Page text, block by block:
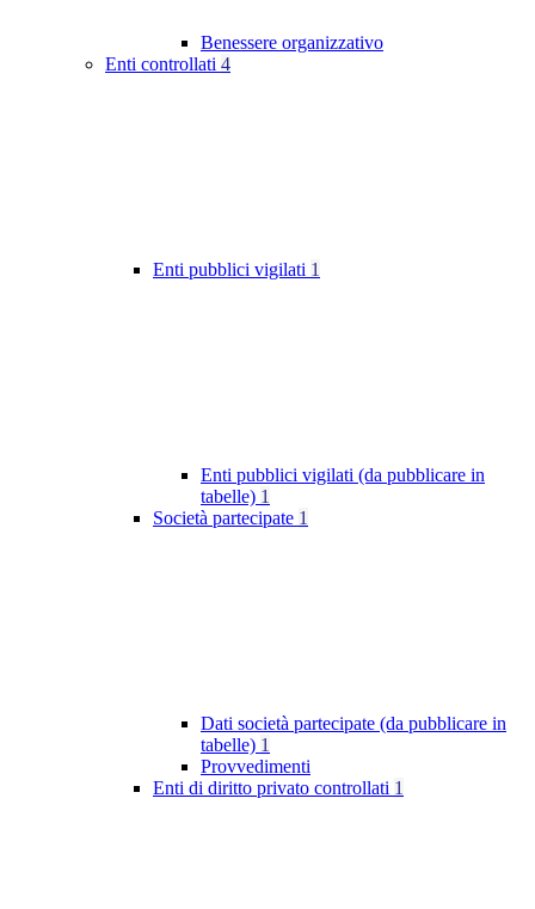
Benessere organizzativo
Enti controllati 4
Enti pubblici vigilati 1
Enti pubblici vigilati (da pubblicare in
tabelle) 1
Società partecipate 1
Dati società partecipate (da pubblicare in
tabelle) 1
Provvedimenti
Enti di diritto privato controllati 1